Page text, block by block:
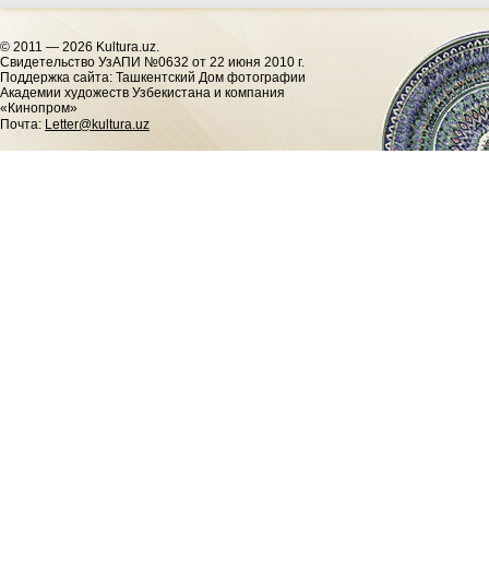
© 2011 — 2026 Kultura.uz.
Cвидетельство УзАПИ №0632 от 22 июня 2010 г.
Поддержка сайта: Ташкентский Дом фотографии
Академии художеств Узбекистана и компания
«Кинопром»
Почта: Letter@kultura.uz